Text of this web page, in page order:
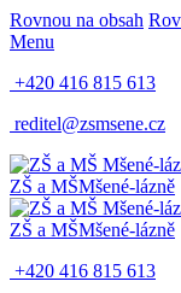
Rovnou na obsah
Menu
+420 416 815 613
reditel@zsmsene.cz
ZŠ a MŠMšené-lázně
ZŠ a MŠMšené-lázně
+420 416 815 613